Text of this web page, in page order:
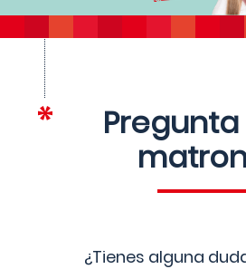
¿Tienes alguna